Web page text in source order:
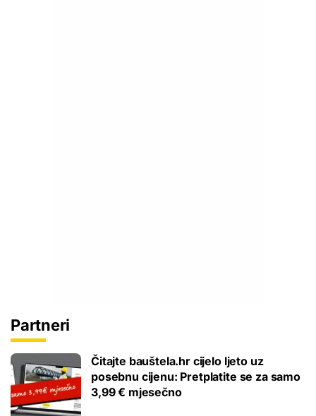
Partneri
Čitajte bauštela.hr cijelo ljeto uz
posebnu cijenu: Pretplatite se za samo
3,99 € mjesečno